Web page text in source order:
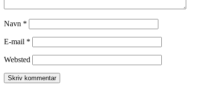
Navn *
E-mail *
Websted